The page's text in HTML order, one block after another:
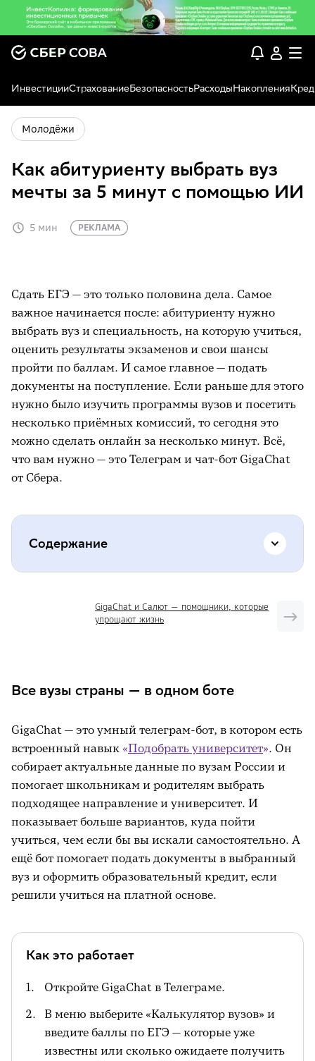
ИнвестицииСтрахованиеБезопасностьРасходыНакопления
Молодёжи
Как абитуриенту выбрать вуз
мечты за 5 минут с помощью ИИ
5 мин РЕКЛАМА
Сдать ЕГЭ — это только половина дела. Самое
важное начинается после: абитуриенту нужно
выбрать вуз и специальность, на которую учиться,
оценить результаты экзаменов и свои шансы
пройти по баллам. И самое главное — подать
документы на поступление. Если раньше для этого
нужно было изучить программы вузов и посетить
несколько приёмных комиссий, то сегодня это
можно сделать онлайн за несколько минут. Всё,
что вам нужно — это Телеграм и чат-бот GigaChat
от Сбера.
Содержание
Что будет дальше
GigaChat и Салют — помощники, которые
упрощают жизнь
Все вузы страны — в одном боте
GigaChat — это умный телеграм-бот, в котором есть
встроенный навык «Подобрать университет». Он
собирает актуальные данные по вузам России и
помогает школьникам и родителям выбрать
подходящее направление и университет. И
показывает больше вариантов, куда пойти
учиться, чем если бы вы искали самостоятельно. А
ещё бот помогает подать документы в выбранный
вуз и оформить образовательный кредит, если
решили учиться на платной основе.
Как это работает
Откройте GigaChat в Телеграме.
В меню выберите «Калькулятор вузов» и
введите баллы по ЕГЭ — которые уже
известны или сколько ожидаете получить